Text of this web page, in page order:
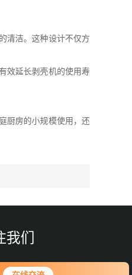
清洁。这种设计不仅方
效延长剥壳机的使用寿
厨房的小规模使用，还
我们